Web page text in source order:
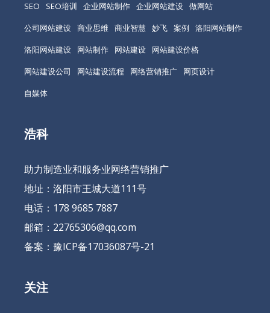
SEO SEO培训 企业网站制作 企业网站建设 做网站
公司网站建设 商业思维 商业智慧 妙飞 案例
洛阳网站制作
洛阳网站建设
网站制作 网站建设
网站建设价格
网站建设公司
网站建设流程 网络营销推广
网页设计
自媒体
浩科
助力制造业和服务业网络营销推广
地址：洛阳市王城大道111号
电话：178 9685 7887
邮箱：22765306@qq.com
备案： 豫ICP备17036087号-21
关注